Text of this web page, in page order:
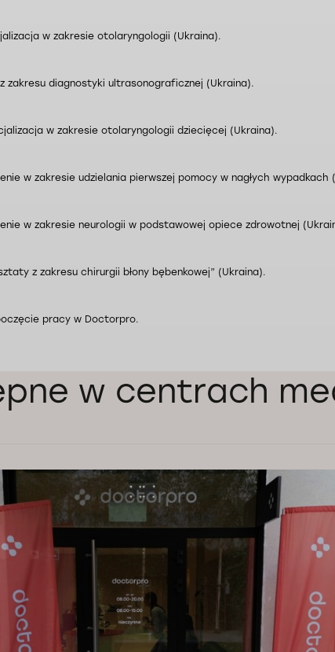
w zakresie otolaryngologii (Ukraina).
zakresu diagnostyki ultrasonograficznej (Ukraina).
w zakresie otolaryngologii dziecięcej (Ukraina).
w zakresie udzielania pierwszej pomocy w nagłych wypadkach
w zakresie neurologii w podstawowej opiece zdrowotnej
z zakresu chirurgii błony bębenkowej” (Ukraina).
pracy w Doctorpro.
w centrach